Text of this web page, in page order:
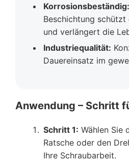
Korrosionsbeständig:
Beschichtung schützt
und verlängert die
Industriequalität:
Dauereinsatz im
Anwendung – Schritt
Schritt 1: Wählen Sie
Ratsche oder den
Ihre Schraubarbeit.